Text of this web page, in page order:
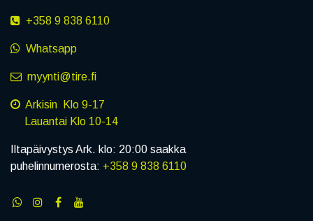
+358 9 838 6110
Whatsapp
myynti@tire.fi
Arkisin Klo 9-17
Lauantai Klo 10-14
Iltapäivystys Ark. klo: 20:00 saakka
puhelinnumerosta: +358 9 838 6110